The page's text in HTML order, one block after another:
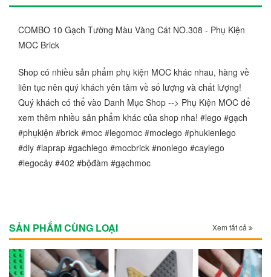
COMBO 10 Gạch Tường Màu Vàng Cát NO.308 - Phụ Kiện
MOC Brick
Shop có nhiều sản phẩm phụ kiện MOC khác nhau, hàng về
liên tục nên quý khách yên tâm về số lượng và chất lượng!
Quý khách có thể vào Danh Mục Shop --> Phụ Kiện MOC để
xem thêm nhiều sản phẩm khác của shop nha! #lego #gạch
#phụkiện #brick #moc #legomoc #moclego #phukienlego
#diy #laprap #gachlego #mocbrick #nonlego #caylego
#legocây #402 #bộđàm #gạchmoc
SẢN PHẨM CÙNG LOẠI Xem tất cả